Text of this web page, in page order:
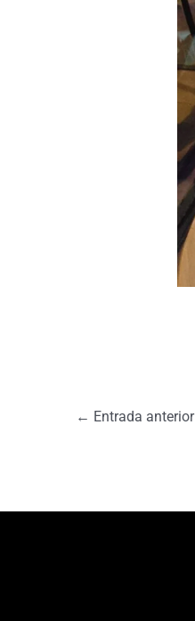
← Entrada anterior